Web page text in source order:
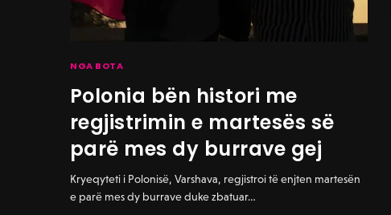
NGA BOTA
Polonia bën histori me
regjistrimin e martesës së
parë mes dy burrave gej
Kryeqyteti i Polonisë, Varshava, regjistroi të enjten martesën
e parë mes dy burrave duke zbatuar…